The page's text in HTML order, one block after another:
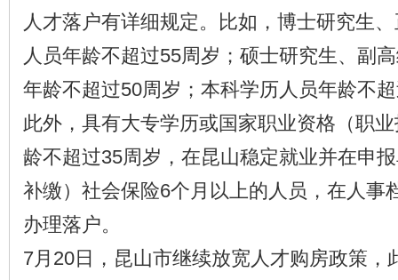
人才落户有详细规定。比如，博士研究生
人员年龄不超过55周岁；硕士研究生、副
年龄不超过50周岁；本科学历人员年龄不
此外，具有大专学历或国家职业资格（职
龄不超过35周岁，在昆山稳定就业并在申
补缴）社会保险6个月以上的人员，在人事
办理落户。
7月20日，昆山市继续放宽人才购房政策，